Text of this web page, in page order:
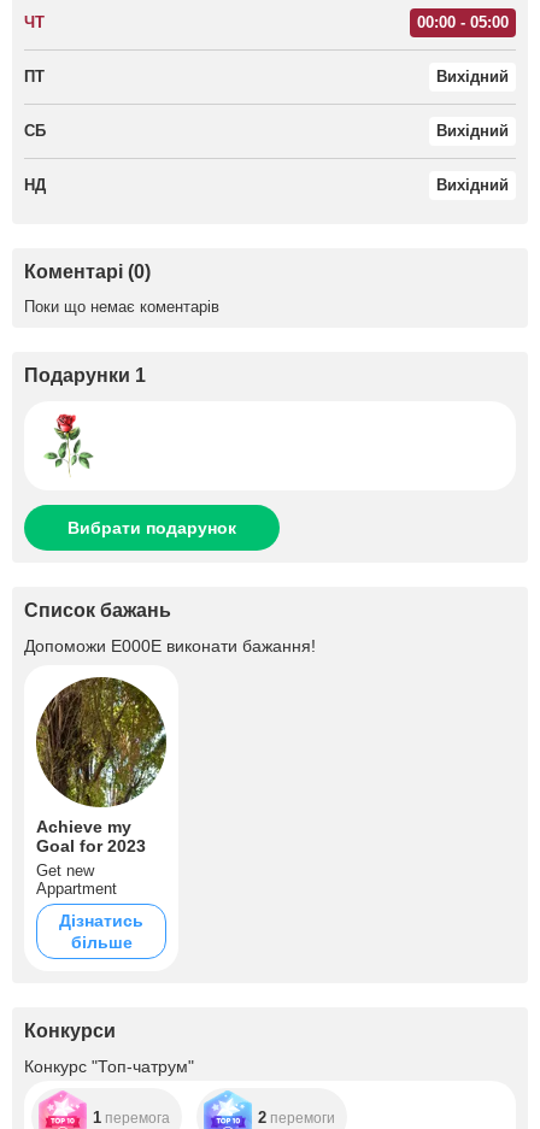
ЧТ 00:00 - 05:00
ПТ Вихідний
СБ Вихідний
НД Вихідний
Коментарі (0)
Поки що немає коментарів
Подарунки 1
Вибрати подарунок
Список бажань
Допоможи E000E виконати бажання!
Achieve my
Goal for 2023
Get new
Appartment
Дізнатись
більше
Конкурси
Конкурс "Топ-чатрум"
1 перемога 2 перемоги